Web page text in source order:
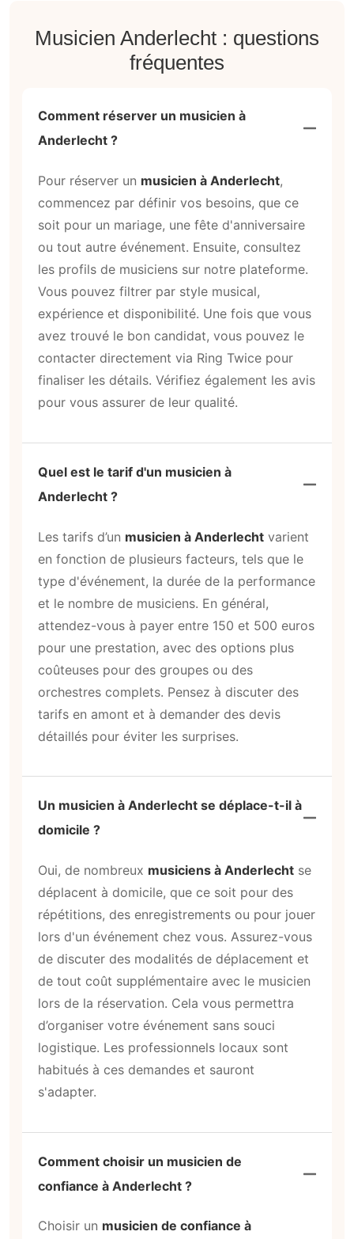
Musicien Anderlecht : questions
fréquentes
Comment réserver un musicien à
Anderlecht ?
Pour réserver un musicien à Anderlecht,
commencez par définir vos besoins, que ce
soit pour un mariage, une fête d'anniversaire
ou tout autre événement. Ensuite, consultez
les profils de musiciens sur notre plateforme.
Vous pouvez filtrer par style musical,
expérience et disponibilité. Une fois que vous
avez trouvé le bon candidat, vous pouvez le
contacter directement via Ring Twice pour
finaliser les détails. Vérifiez également les avis
pour vous assurer de leur qualité.
Quel est le tarif d'un musicien à
Anderlecht ?
Les tarifs d’un musicien à Anderlecht varient
en fonction de plusieurs facteurs, tels que le
type d'événement, la durée de la performance
et le nombre de musiciens. En général,
attendez-vous à payer entre 150 et 500 euros
pour une prestation, avec des options plus
coûteuses pour des groupes ou des
orchestres complets. Pensez à discuter des
tarifs en amont et à demander des devis
détaillés pour éviter les surprises.
Un musicien à Anderlecht se déplace-t-il à
domicile ?
Oui, de nombreux musiciens à Anderlecht se
déplacent à domicile, que ce soit pour des
répétitions, des enregistrements ou pour jouer
lors d'un événement chez vous. Assurez-vous
de discuter des modalités de déplacement et
de tout coût supplémentaire avec le musicien
lors de la réservation. Cela vous permettra
d’organiser votre événement sans souci
logistique. Les professionnels locaux sont
habitués à ces demandes et sauront
s'adapter.
Comment choisir un musicien de
confiance à Anderlecht ?
Choisir un musicien de confiance à